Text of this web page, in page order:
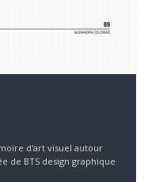
d'art visuel autour
de BTS design graphique